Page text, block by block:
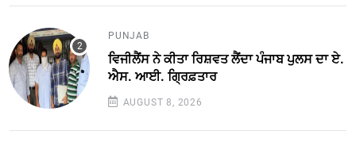
PUNJAB
ਵਿਜੀਲੈਂਸ ਨੇ ਕੀਤਾ ਰਿਸ਼ਵਤ ਲੈਂਦਾ ਪੰਜਾਬ ਪੁਲਸ ਦਾ ਏ.
ਐਸ. ਆਈ. ਗ੍ਰਿਫ਼ਤਾਰ
AUGUST 8, 2026